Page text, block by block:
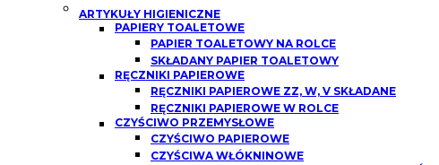
ARTYKUŁY HIGIENICZNE
PAPIERY TOALETOWE
PAPIER TOALETOWY NA ROLCE
SKŁADANY PAPIER TOALETOWY
RĘCZNIKI PAPIEROWE
RĘCZNIKI PAPIEROWE ZZ, W, V SKŁADANE
RĘCZNIKI PAPIEROWE W ROLCE
CZYŚCIWO PRZEMYSŁOWE
CZYŚCIWO PAPIEROWE
CZYŚCIWA WŁÓKNINOWE